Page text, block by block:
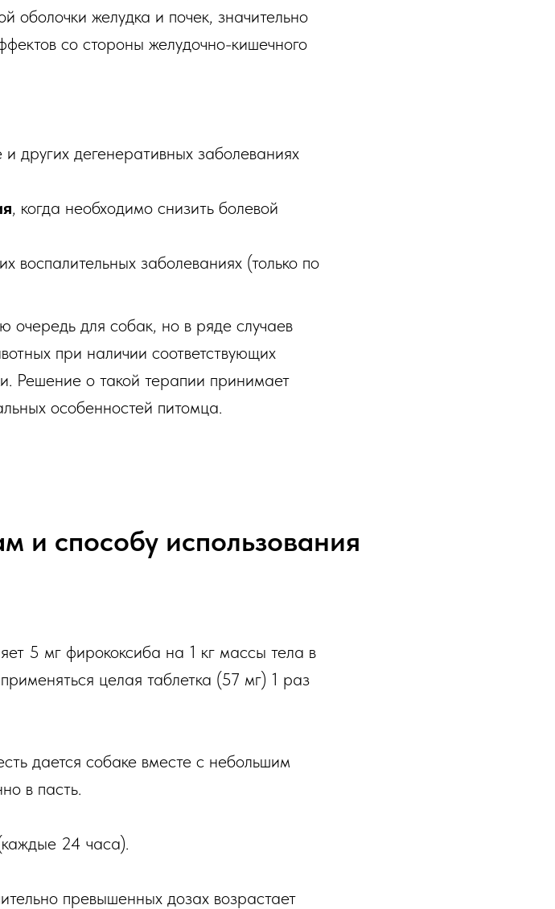
оболочки желудка и почек, значительно
со стороны желудочно-кишечного
и других дегенеративных заболеваниях
, когда необходимо снизить болевой
воспалительных заболеваниях (только по
очередь для собак, но в ряде случаев
при наличии соответствующих
Решение о такой терапии принимает
особенностей питомца.
и способу использования
5 мг фирококсиба на 1 кг массы тела в
целая таблетка (57 мг) 1 раз
дается собаке вместе с небольшим
в пасть.
24 часа).
превышенных дозах возрастает